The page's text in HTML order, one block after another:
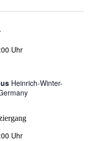
Heinrich-Winter-